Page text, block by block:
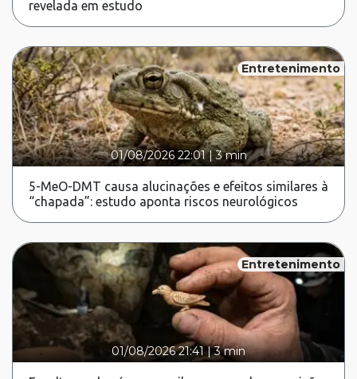
revelada em estudo
Entretenimento
01/08/2026 22:01|3 min
5-MeO-DMT causa alucinações e efeitos similares à
“chapada”: estudo aponta riscos neurológicos
Entretenimento
01/08/2026 21:41 |3 min